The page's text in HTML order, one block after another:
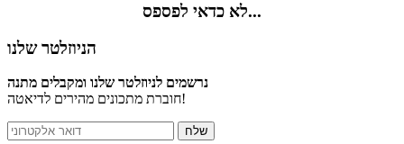
לא כדאי לפספס...
הניוזלטר שלנו
נרשמים לניוזלטר שלנו ומקבלים מתנה
חוברת מתכונים מהירים לדיאטה!